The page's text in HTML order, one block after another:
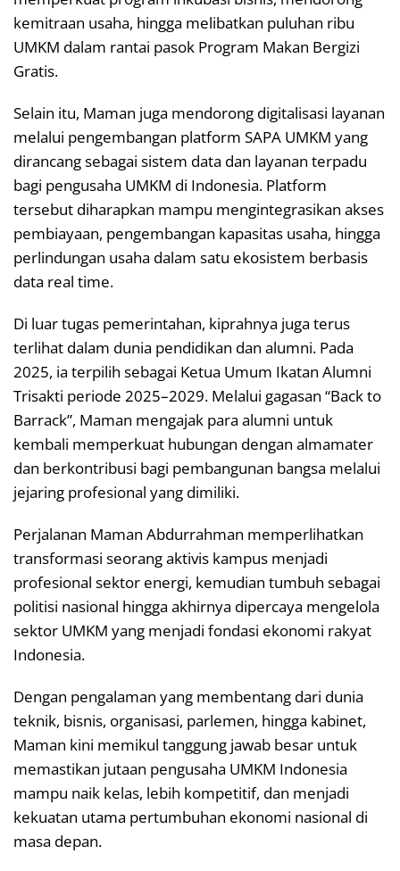
kemitraan usaha, hingga melibatkan puluhan ribu
UMKM dalam rantai pasok Program Makan Bergizi
Gratis.
Selain itu, Maman juga mendorong digitalisasi layanan
melalui pengembangan platform SAPA UMKM yang
dirancang sebagai sistem data dan layanan terpadu
bagi pengusaha UMKM di Indonesia. Platform
tersebut diharapkan mampu mengintegrasikan akses
pembiayaan, pengembangan kapasitas usaha, hingga
perlindungan usaha dalam satu ekosistem berbasis
data real time.
Di luar tugas pemerintahan, kiprahnya juga terus
terlihat dalam dunia pendidikan dan alumni. Pada
2025, ia terpilih sebagai Ketua Umum Ikatan Alumni
Trisakti periode 2025–2029. Melalui gagasan “Back to
Barrack”, Maman mengajak para alumni untuk
kembali memperkuat hubungan dengan almamater
dan berkontribusi bagi pembangunan bangsa melalui
jejaring profesional yang dimiliki.
Perjalanan Maman Abdurrahman memperlihatkan
transformasi seorang aktivis kampus menjadi
profesional sektor energi, kemudian tumbuh sebagai
politisi nasional hingga akhirnya dipercaya mengelola
sektor UMKM yang menjadi fondasi ekonomi rakyat
Indonesia.
Dengan pengalaman yang membentang dari dunia
teknik, bisnis, organisasi, parlemen, hingga kabinet,
Maman kini memikul tanggung jawab besar untuk
memastikan jutaan pengusaha UMKM Indonesia
mampu naik kelas, lebih kompetitif, dan menjadi
kekuatan utama pertumbuhan ekonomi nasional di
masa depan.